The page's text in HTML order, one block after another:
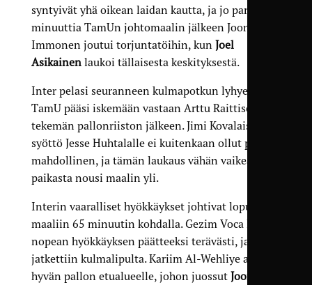
syntyivät yhä oikean laidan kautta, ja jo pari
minuuttia TamUn johtomaalin jälkeen Joonas
Immonen joutui torjunta­töihin, kun Joel
Asikainen laukoi tällaisesta keskityksestä.
Inter pelasi seuranneen kulmapotkun lyhyenä, ja
TamU pääsi iskemään vastaan Arttu Raittisen
tekemän pallon­­riiston jälkeen. Jimi Kovalaisen
syöttö Jesse Huhtalalle ei kuitenkaan ollut paras
mahdollinen, ja tämän laukaus vähän vaikeasta
paikasta nousi maalin yli.
Interin vaaralliset hyökkäykset johtivat lopulta
maaliin 65 minuutin kohdalla. Gezim Voca laukoi
nopean hyökkäyksen päätteeksi terävästi, ja peliä
jatkettiin kulma­lipulta. Kariim Al-Wehliye antoi
hyvän pallon etualueelle, johon juossut Joona